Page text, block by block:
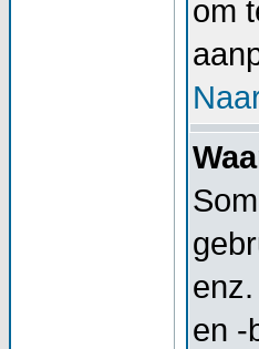
om
en -